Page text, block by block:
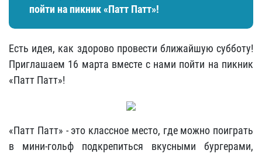
пойти на пикник «Патт Патт»!
Есть идея, как здорово провести ближайшую субботу!
Приглашаем 16 марта вместе с нами пойти на пикник
«Патт Патт»!
«Патт Патт» - это классное место, где можно поиграть
в мини-гольф подкрепиться вкусными бургерами,